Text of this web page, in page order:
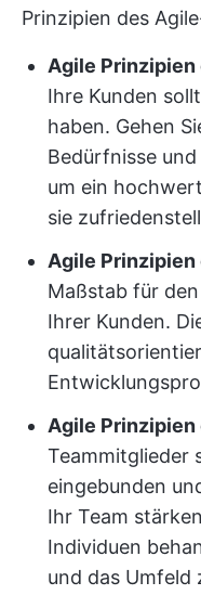
Prinzipien des
Agile Prinzipien
Ihre Kunden
haben. Gehen
Bedürfnisse
um ein
sie
Agile Prinzipien
Maßstab für
Ihrer Kunden.
Agile Prinzipien
Teammitglieder
eingebunden
Ihr Team
Individuen
und das Umfeld